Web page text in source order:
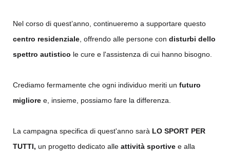
Nel corso di quest’anno, continueremo a supportare questo
centro residenziale , offrendo alle persone con disturbi dello
spettro autistico le cure e l'assistenza di cui hanno bisogno.
Crediamo fermamente che ogni individuo meriti un futuro
migliore e, insieme, possiamo fare la differenza.
La campagna specifica di quest'anno sarà LO SPORT PER
TUTTI, un progetto dedicato alle attività sportive e alla